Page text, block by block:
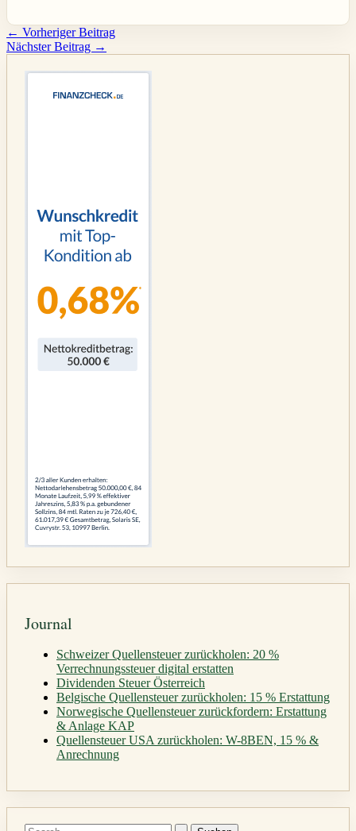
← Vorheriger Beitrag
Nächster Beitrag →
Journal
Schweizer Quellensteuer zurückholen: 20 %
Verrechnungssteuer digital erstatten
Dividenden Steuer Österreich
Belgische Quellensteuer zurückholen: 15 % Erstattung
Norwegische Quellensteuer zurückfordern: Erstattung
& Anlage KAP
Quellensteuer USA zurückholen: W-8BEN, 15 % &
Anrechnung